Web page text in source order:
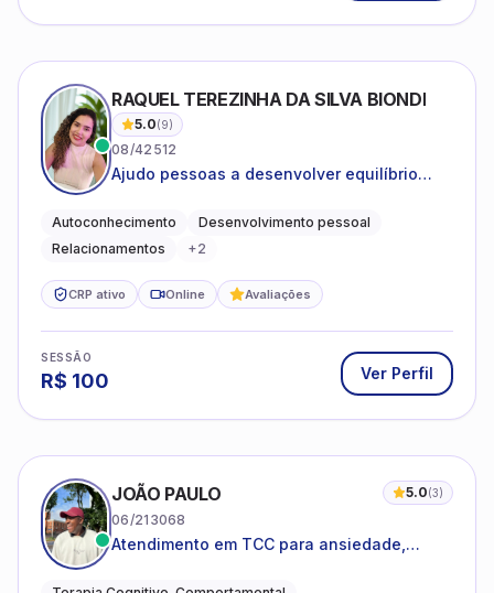
RAQUEL TEREZINHA DA SILVA BIONDI
5.0(9)
08/42512
Ajudo pessoas a desenvolver equilíbrio
Autoconhecimento
Desenvolvimento pessoal
Relacionamentos
+2
CRP ativo Online Avaliações
SESSÃO
R$ 100 Ver Perfil
JOÃO PAULO 5.0(3)
06/213068
Atendimento em TCC para ansiedade,
emocional